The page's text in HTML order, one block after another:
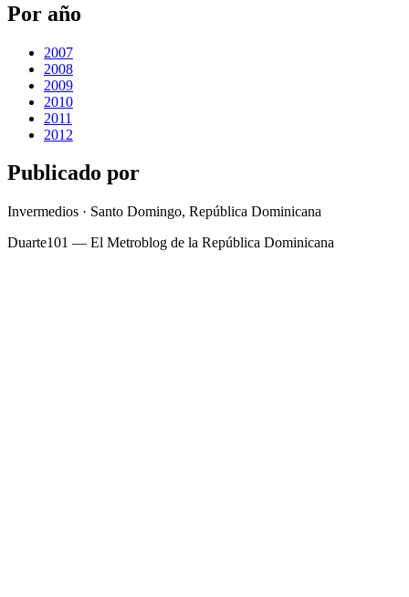
Por año
2007
2008
2009
2010
2011
2012
Publicado por
Invermedios · Santo Domingo, República Dominicana
Duarte101 — El Metroblog de la República Dominicana